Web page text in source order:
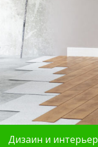
Дизаин и интерьер